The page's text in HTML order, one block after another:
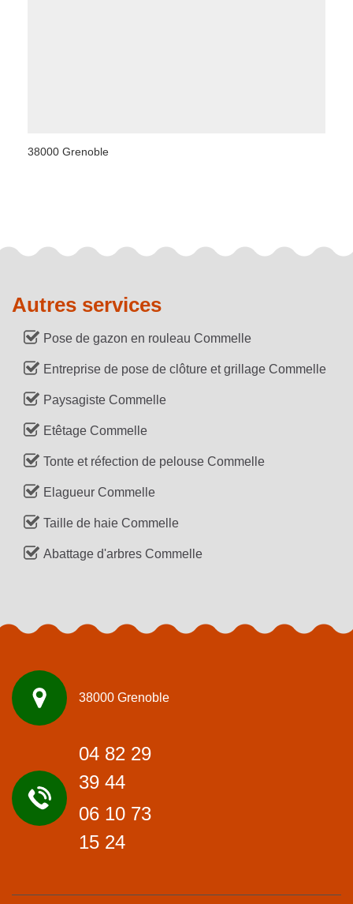
38000 Grenoble
Autres services
Pose de gazon en rouleau Commelle
Entreprise de pose de clôture et grillage Commelle
Paysagiste Commelle
Etêtage Commelle
Tonte et réfection de pelouse Commelle
Elagueur Commelle
Taille de haie Commelle
Abattage d'arbres Commelle
38000 Grenoble
04 82 29
39 44
06 10 73
15 24